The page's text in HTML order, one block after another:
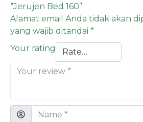
“Jerujen Bed 160”
Alamat email Anda tidak akan
yang wajib ditandai *
Your rating